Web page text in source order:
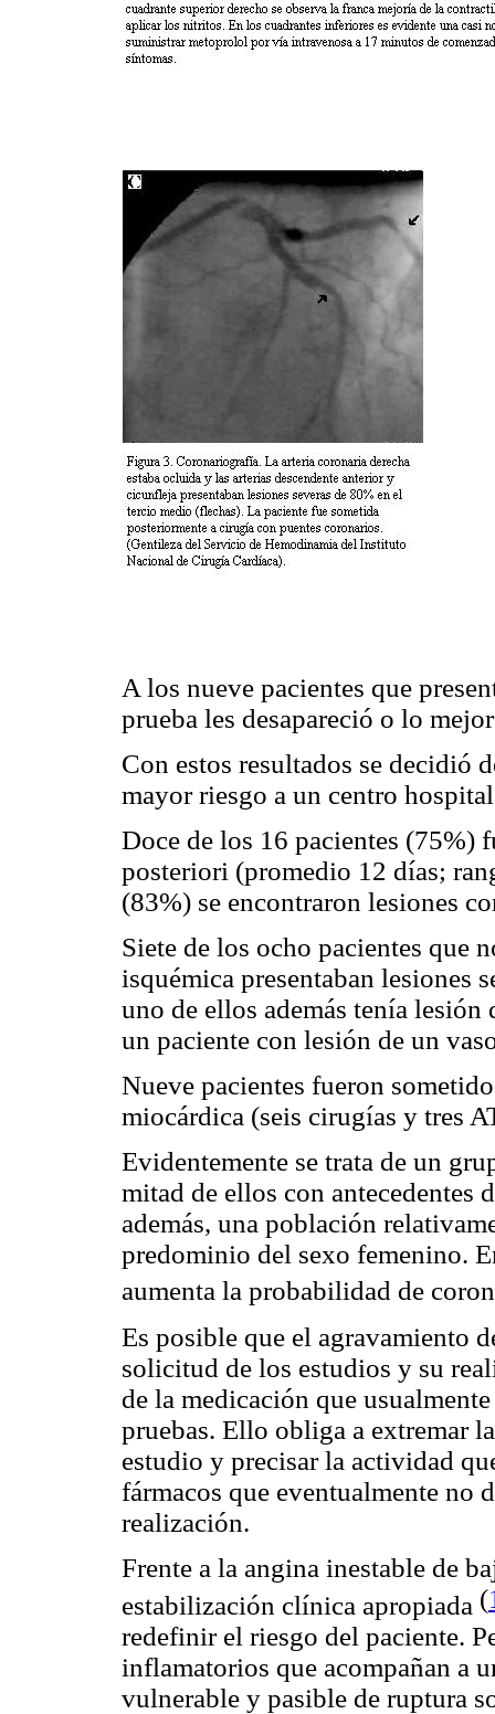
A los nueve pacientes que
prueba les desapareció o lo
Con estos resultados se decidió
mayor riesgo a un centro
Doce de los 16 pacientes (75%)
posteriori (promedio 12 días;
(83%) se encontraron lesiones
Siete de los ocho pacientes que
isquémica presentaban lesiones
uno de ellos además tenía
un paciente con lesión de un
Nueve pacientes fueron
miocárdica (seis cirugías y tres
Evidentemente se trata de un
mitad de ellos con antecedentes
además, una población
predominio del sexo femenino.
aumenta la probabilidad de
Es posible que el agravamiento
solicitud de los estudios y su
de la medicación que
pruebas. Ello obliga a extremar
estudio y precisar la actividad
fármacos que eventualmente no
realización.
Frente a la angina inestable de
estabilización clínica apropiada (
redefinir el riesgo del paciente.
inflamatorios que acompañan a
vulnerable y pasible de ruptura